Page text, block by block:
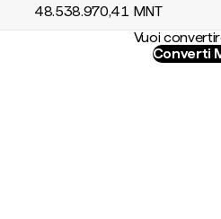
48.538.970,41 MNT
Vuoi
Converti